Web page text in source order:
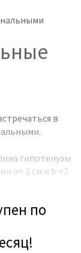
в
гипотенузы
a= 2 см и b =2
равна:
по